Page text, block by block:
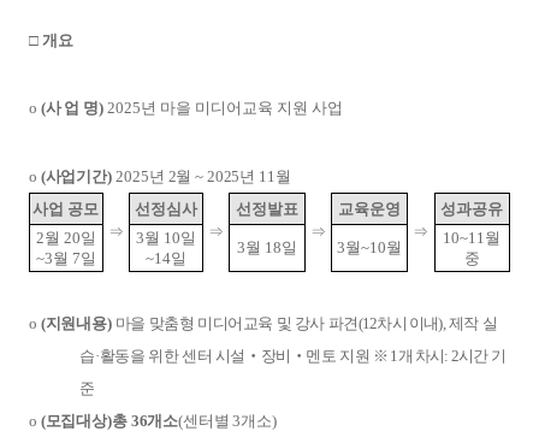
□ 개요
o (사 업 명) 2025년 마을 미디어교육 지원 사업
o (사업 기간) 2025년 2월~ 2025년 11 월
사업 공모
⇒
선정심사
⇒
선정발표
⇒
교육운영
⇒
성과공유
2월 20일
~3월 7일
3월 10일
~14일
3월 18일 3월~10월
10~11 월
중
o (지원내용) 마을 맞춤형 미디어교육 및 강사 파견(12차시 이내), 제작 실
습·활동을 위한 센터 시설 ‧ 장비 ‧ 멘토 지원 ※ 1 개 차시: 2시간 기
준
o (모집대상)총 36개소(센터별3개소)